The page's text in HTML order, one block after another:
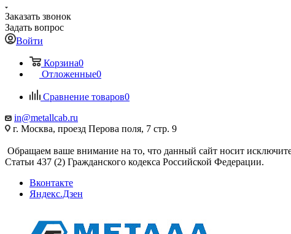
Заказать звонок
Задать вопрос
Войти
Корзина0
Отложенные0
Сравнение товаров0
in@metallcab.ru
г. Москва, проезд Перова поля, 7 стр. 9
Обращаем ваше внимание на то, что данный сайт носит
Статьи 437 (2) Гражданского кодекса Российской Федерации.
Вконтакте
Яндекс.Дзен